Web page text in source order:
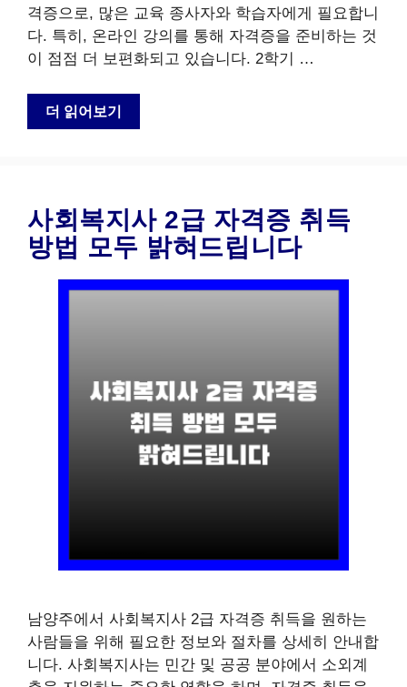
격증으로, 많은 교육 종사자와 학습자에게 필요합니
다. 특히, 온라인 강의를 통해 자격증을 준비하는 것
이 점점 더 보편화되고 있습니다. 2학기 …
더 읽어보기
사회복지사 2급 자격증 취득
방법 모두 밝혀드립니다
남양주에서 사회복지사 2급 자격증 취득을 원하는
사람들을 위해 필요한 정보와 절차를 상세히 안내합
니다. 사회복지사는 민간 및 공공 분야에서 소외계